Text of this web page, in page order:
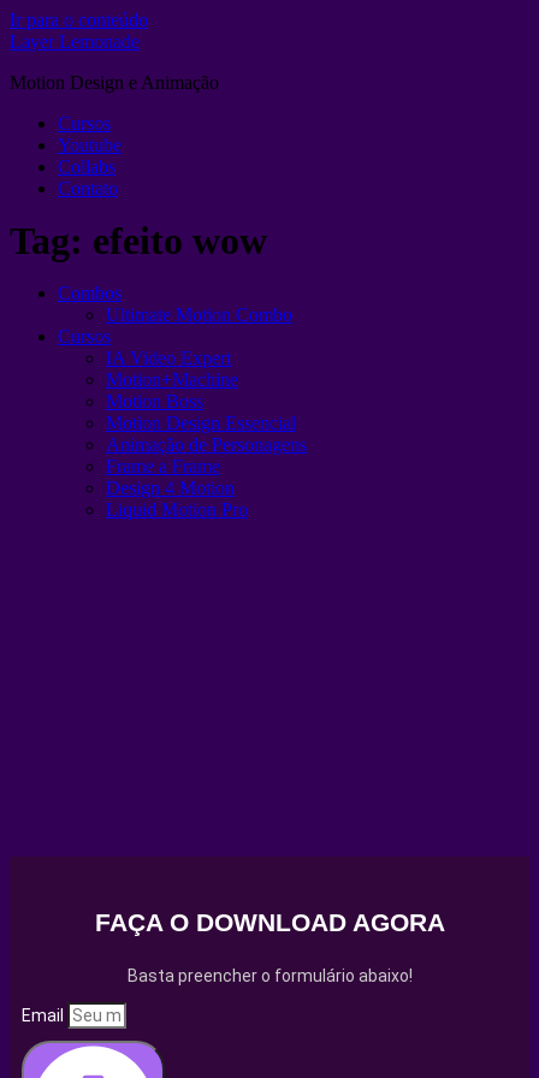
Ir para o conteúdo
Layer Lemonade
Motion Design e Animação
Cursos
Youtube
Collabs
Contato
Tag: efeito wow
Combos
Ultimate Motion Combo
Cursos
IA Video Expert
Motion+Machine
Motion Boss
Motion Design Essencial
Animação de Personagens
Frame a Frame
Design 4 Motion
Liquid Motion Pro
FAÇA O DOWNLOAD AGORA
Basta preencher o formulário abaixo!
Email